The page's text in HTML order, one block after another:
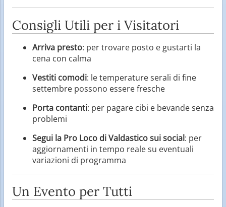
Consigli Utili per i Visitatori
Arriva presto: per trovare posto e gustarti la
cena con calma
Vestiti comodi: le temperature serali di fine
settembre possono essere fresche
Porta contanti: per pagare cibi e bevande senza
problemi
Segui la Pro Loco di Valdastico sui social: per
aggiornamenti in tempo reale su eventuali
variazioni di programma
Un Evento per Tutti